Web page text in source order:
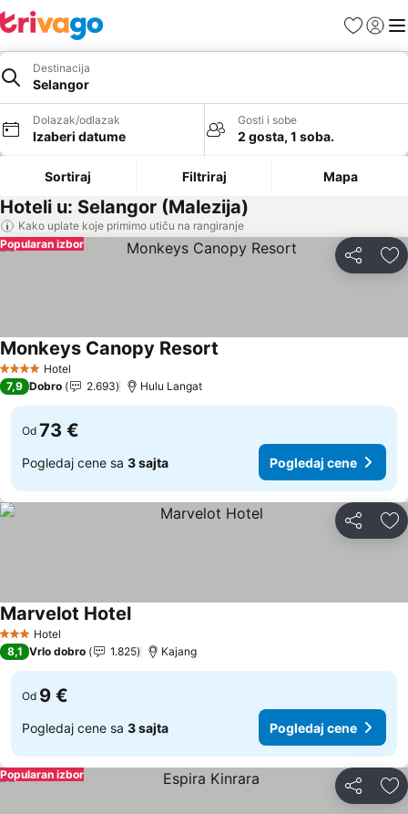
FavoritiPrijavi
Destinacija
Selangor
Dolazak/odlazak
Izaberi datume
Gosti i sobe
2 gosta, 1 soba.
Sortiraj Filtriraj Mapa
Hoteli u: Selangor (Malezija)
Kako uplate koje primimo utiču na rangiranje
Deli
Popularan izbor
4 ZvezdiceHotel
Monkeys Canopy Resort
7,9 Dobro 2.693 Hulu Langat
Od 73 €
Pogledaj cene sa 3 sajta Pogledaj cene
Deli
3 Zvezdice
Hotel
Marvelot HotelPogledaj cene
8,1 Vrlo dobro 1.825 Kajang
Od 9 €
Pogledaj cene sa 3 sajta Pogledaj cene
Deli
Popularan izbor